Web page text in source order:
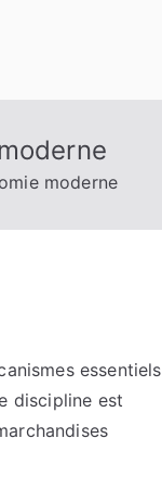
moderne
essentiels
discipline est